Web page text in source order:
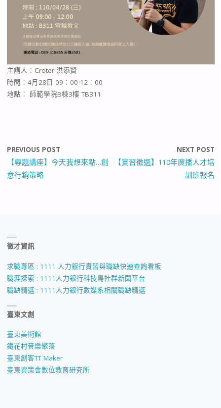
主講人：Croter 洪添賢
時間：4月28日 09：00-12：00
地點： 師範學院B棟3樓 TB311
PREVIOUS POST
【專題講座】今天我想來點…創
意行銷策略
NEXT POST
【實習徵選】110年廣播人才培
訓班報名
徵才資訊
求職專區 : 1111 人力銀行實習與職缺快速查詢看板
職涯探索 : 1111人力銀行科技島社群新聞平台
職缺精選 : 1111人力銀行數媒系相關職缺精選
臺東文創
臺東美術館
鐵花村音樂聚落
臺東創客TT Maker
臺東資策會數位教育研究所